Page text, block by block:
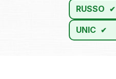
RUSSO
UNIC